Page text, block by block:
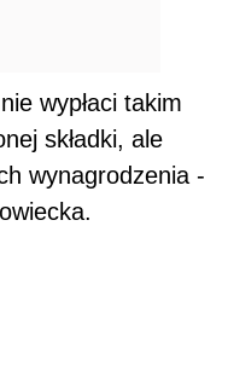
wypłaci takim
składki, ale
wynagrodzenia -